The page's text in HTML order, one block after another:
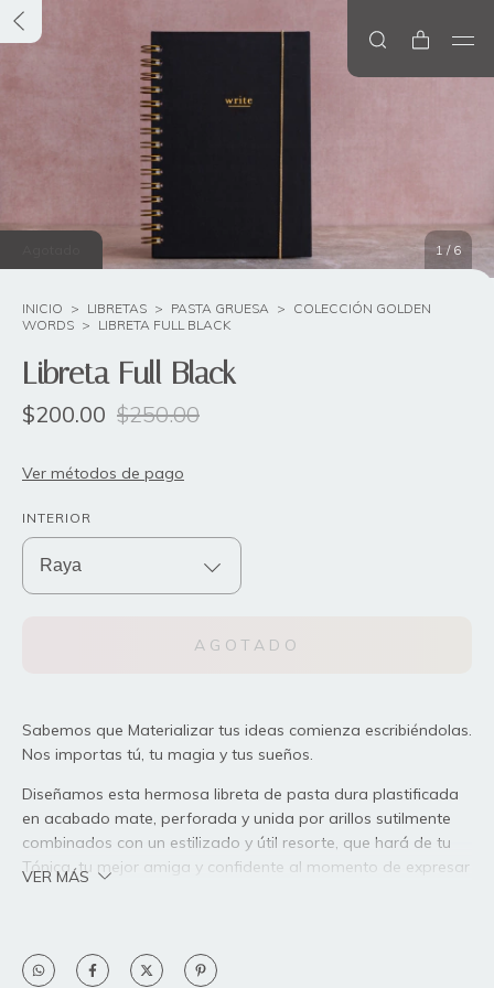
1 / 6
INICIO > LIBRETAS > PASTA GRUESA > COLECCIÓN GOLDEN
WORDS > LIBRETA FULL BLACK
Libreta Full Black
$200.00 $250.00
Ver métodos de pago
INTERIOR
Sabemos que Materializar tus ideas comienza escribiéndolas.
Nos importas tú, tu magia y tus sueños.
Diseñamos esta hermosa libreta de pasta dura plastificada
en acabado mate, perforada y unida por arillos sutilmente
combinados con un estilizado y útil resorte, que hará de tu
Tónica, tu mejor amiga y confidente al momento de expresar
Especificaciones:
VER MÁS